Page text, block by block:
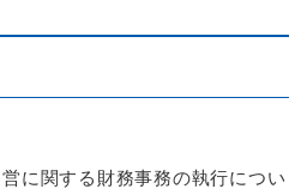
に関する財務事務の執行につい